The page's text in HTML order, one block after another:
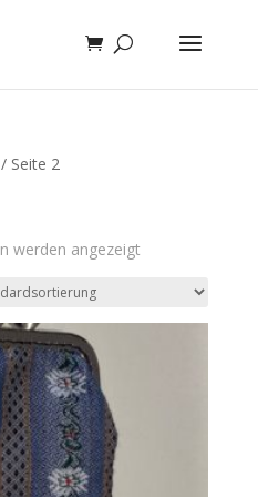
/ Seite 2
werden angezeigt